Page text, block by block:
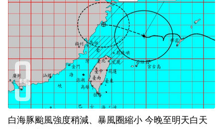
白海豚颱風強度稍減、暴風圈縮小 今晚至明天白天